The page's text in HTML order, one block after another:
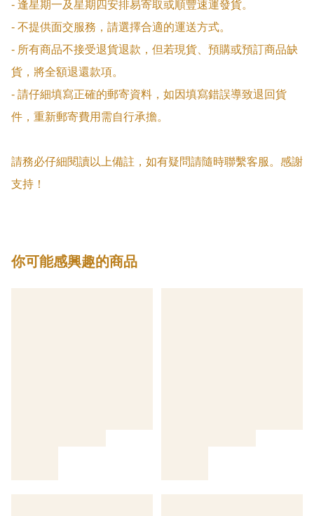
- 逢星期一及星期四安排易寄取或順豐速運發貨。
- 不提供面交服務，請選擇合適的運送方式。
- 所有商品不接受退貨退款，但若現貨、預購或預訂商品缺
貨，將全額退還款項。
- 請仔細填寫正確的郵寄資料，如因填寫錯誤導致退回貨
件，重新郵寄費用需自行承擔。
請務必仔細閱讀以上備註，如有疑問請隨時聯繫客服。感謝
支持！
你可能感興趣的商品